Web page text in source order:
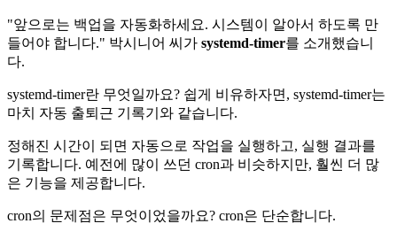
"앞으로는 백업을 자동화하세요. 시스템이 알아서 하도록 만
들어야 합니다." 박시니어 씨가 systemd-timer를 소개했습니
다.
systemd-timer란 무엇일까요? 쉽게 비유하자면, systemd-timer는
마치 자동 출퇴근 기록기와 같습니다.
정해진 시간이 되면 자동으로 작업을 실행하고, 실행 결과를
기록합니다. 예전에 많이 쓰던 cron과 비슷하지만, 훨씬 더 많
은 기능을 제공합니다.
cron의 문제점은 무엇이었을까요? cron은 단순합니다.